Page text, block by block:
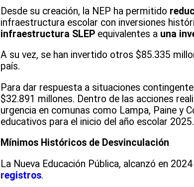
Desde su creación, la NEP ha permitido
infraestructura escolar con inversiones
infraestructura SLEPequivalentes a una
A su vez, se han invertido otros $85.335
país.
Para dar respuesta a situaciones
$32.891 millones. Dentro de las acciones
urgencia en comunas como Lampa, Paine y
educativos para el inicio del año escolar 2025.
Mínimos Históricos de Desvinculación
La Nueva Educación Pública, alcanzó en
registros.